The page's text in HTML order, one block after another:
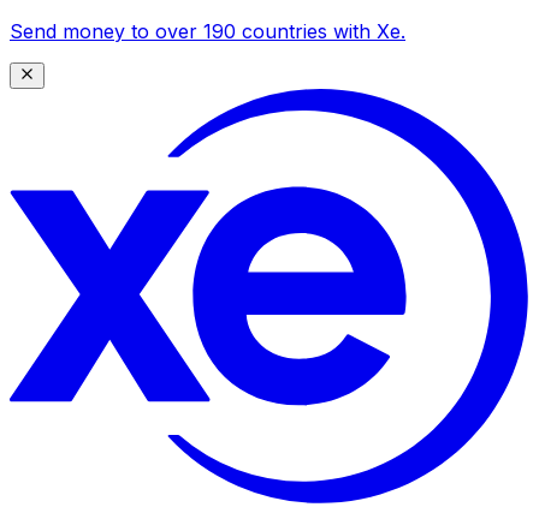
Send money to over 190 countries with Xe.